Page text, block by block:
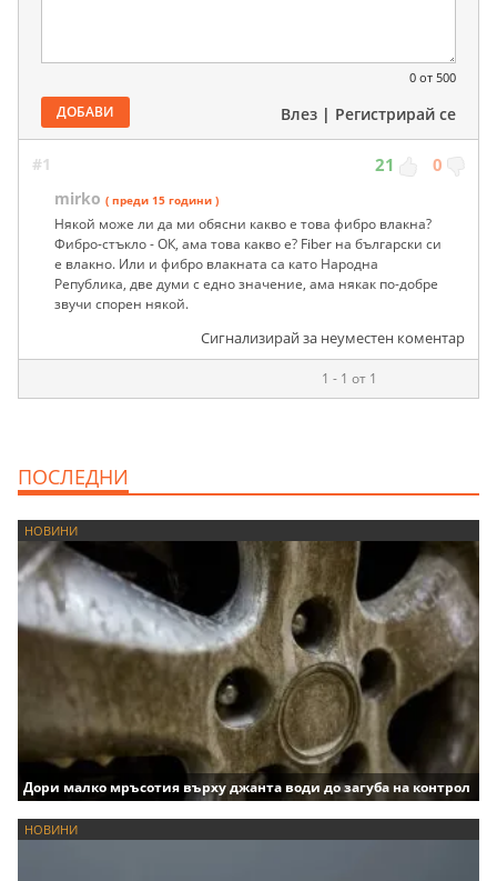
0 от 500
ДОБАВИ Влез | Регистрирай се
#1 21 0
mirko ( преди 15 години )
Някой може ли да ми обясни какво е това фибро влакна?
Фибро-стъкло - ОК, ама това какво е? Fiber на български си
е влакно. Или и фибро влакната са като Народна
Република, две думи с едно значение, ама някак по-добре
звучи спорен някой.
Сигнализирай за неуместен коментар
1 - 1 от 1
ПОСЛЕДНИ
НОВИНИ
Дори малко мръсотия върху джанта води до загуба на контрол
НОВИНИ